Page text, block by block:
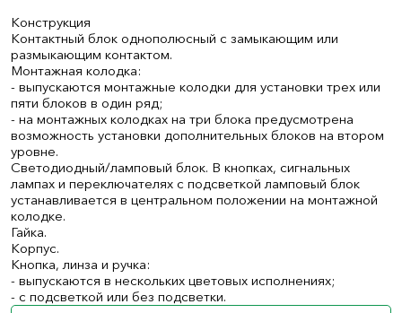
Конструкция
Контактный блок однополюсный с замыкающим или
размыкающим контактом.
Монтажная колодка:
- выпускаются монтажные колодки для установки трех или
пяти блоков в один ряд;
- на монтажных колодках на три блока предусмотрена
возможность установки дополнительных блоков на втором
уровне.
Светодиодный/ламповый блок. В кнопках, сигнальных
лампах и переключателях с подсветкой ламповый блок
устанавливается в центральном положении на монтажной
колодке.
Гайка.
Корпус.
Кнопка, линза и ручка:
- выпускаются в нескольких цветовых исполнениях;
- с подсветкой или без подсветки.